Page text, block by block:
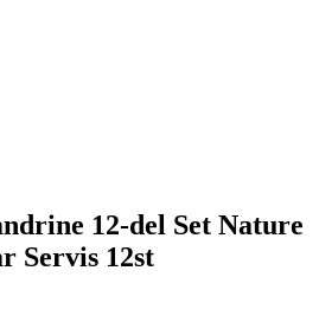
12-del Set Nature
Servis 12st